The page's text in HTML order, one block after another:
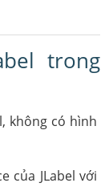
trong
không có hình
của JLabel với